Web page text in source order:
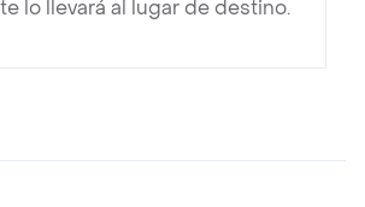
lo llevará al lugar de destino.